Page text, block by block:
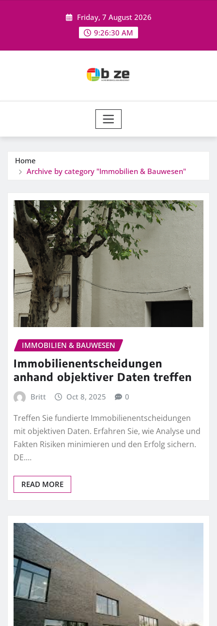
Friday, 7 August 2026
9:26:31 AM
Home
Archive by category "Immobilien & Bauwesen"
IMMOBILIEN & BAUWESEN
Immobilienentscheidungen
anhand objektiver Daten treffen
Britt Oct 8, 2025 0
Treffen Sie fundierte Immobilienentscheidungen
mit objektiven Daten. Erfahren Sie, wie Analyse und
Fakten Risiken minimieren und den Erfolg sichern.
DE.…
READ MORE